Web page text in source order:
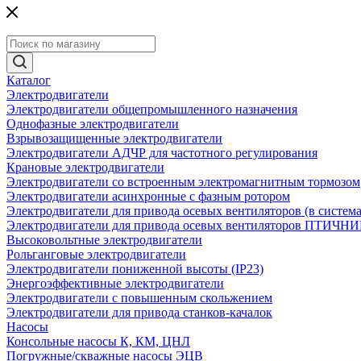
Каталог
Электродвигатели
Электродвигатели общепромышленного назначения
Однофазные электродвигатели
Взрывозащищенные электродвигатели
Электродвигатели АДЧР для частотного регулирования
Крановые электродвигатели
Электродвигатели со встроенным электромагнитным тормозом
Электродвигатели асинхронные с фазным ротором
Электродвигатели для привода осевых вентиляторов (в
Электродвигатели для привода осевых вентиляторов
Высоковольтные электродвигатели
Рольганговые электродвигатели
Электродвигатели пониженной высоты (IP23)
Энергоэффективные электродвигатели
Электродвигатели с повышенным скольжением
Электродвигатели для привода станков-качалок
Насосы
Консольные насосы К, КМ, ЦНЛ
Погружные/скважные насосы ЭЦВ